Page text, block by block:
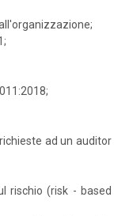
ad un auditor
rischio (risk - based